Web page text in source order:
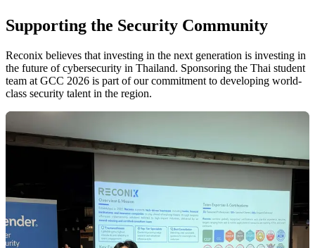
Supporting the Security Community
Reconix believes that investing in the next generation is investing in
the future of cybersecurity in Thailand. Sponsoring the Thai student
team at GCC 2026 is part of our commitment to developing world-
class security talent in the region.